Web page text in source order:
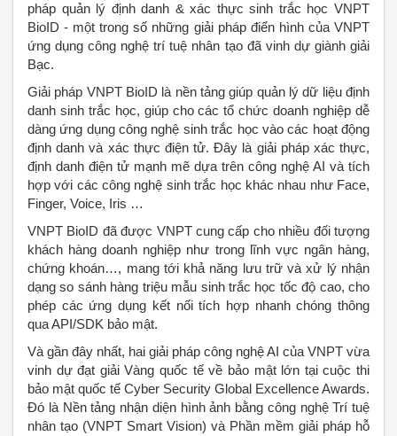
pháp quản lý định danh & xác thực sinh trắc học VNPT
BioID - một trong số những giải pháp điển hình của VNPT
ứng dụng công nghệ trí tuệ nhân tạo đã vinh dự giành giải
Bạc.
Giải pháp VNPT BioID là nền tảng giúp quản lý dữ liệu định
danh sinh trắc học, giúp cho các tổ chức doanh nghiệp dễ
dàng ứng dụng công nghệ sinh trắc học vào các hoạt động
định danh và xác thực điện tử. Đây là giải pháp xác thực,
định danh điện tử mạnh mẽ dựa trên công nghệ AI và tích
hợp với các công nghệ sinh trắc học khác nhau như Face,
Finger, Voice, Iris …
VNPT BioID đã được VNPT cung cấp cho nhiều đối tượng
khách hàng doanh nghiệp như trong lĩnh vực ngân hàng,
chứng khoán…, mang tới khả năng lưu trữ và xử lý nhận
dạng so sánh hàng triệu mẫu sinh trắc học tốc độ cao, cho
phép các ứng dụng kết nối tích hợp nhanh chóng thông
qua API/SDK bảo mật.
Và gần đây nhất, hai giải pháp công nghệ AI của VNPT vừa
vinh dự đạt giải Vàng quốc tế về bảo mật lớn tại cuộc thi
bảo mật quốc tế Cyber Security Global Excellence Awards.
Đó là Nền tảng nhận diện hình ảnh bằng công nghệ Trí tuệ
nhân tạo (VNPT Smart Vision) và Phần mềm giải pháp hỗ